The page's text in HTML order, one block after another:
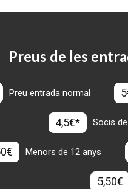
Preus de les
Preu entrada normal
4,5€* Socis
Menors de 12 anys
5,50€